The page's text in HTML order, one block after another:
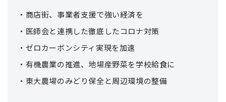
・商店街、事業者支援で強い経済を
・医師会と連携した徹底したコロナ対策
・ゼロカーボンシティ実現を加速
・有機農業の推進、地場産野菜を学校給食に
・東大農場のみどり保全と周辺環境の整備